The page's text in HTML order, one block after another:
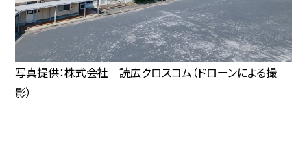
写真提供：株式会社 読広クロスコム（ドローンによる撮
影）